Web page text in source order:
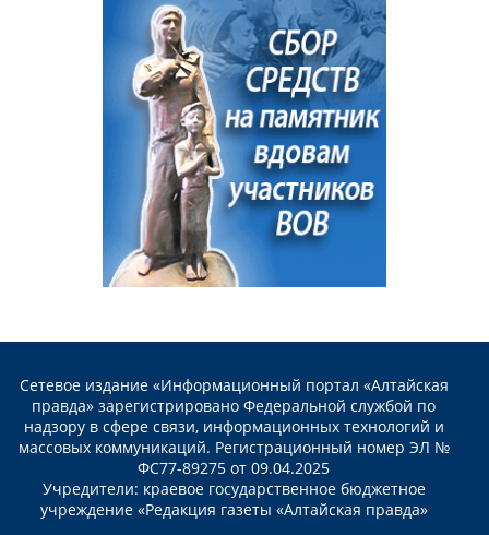
Сетевое издание «Информационный портал «Алтайская
правда» зарегистрировано Федеральной службой по
надзору в сфере связи, информационных технологий и
массовых коммуникаций. Регистрационный номер ЭЛ №
ФС77-89275 от 09.04.2025
Учредители: краевое государственное бюджетное
учреждение «Редакция газеты «Алтайская правда»